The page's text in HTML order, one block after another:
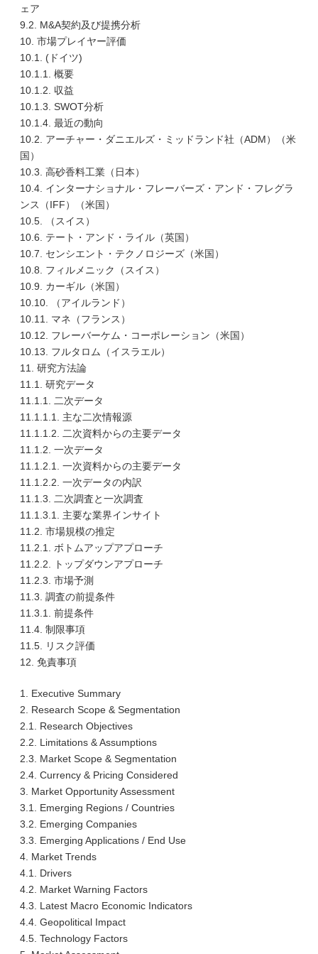
ェア
9.2. M&A契約及び提携分析
10. 市場プレイヤー評価
10.1. (ドイツ)
10.1.1. 概要
10.1.2. 収益
10.1.3. SWOT分析
10.1.4. 最近の動向
10.2. アーチャー・ダニエルズ・ミッドランド社（ADM）（米
国）
10.3. 高砂香料工業（日本）
10.4. インターナショナル・フレーバーズ・アンド・フレグラ
ンス（IFF）（米国）
10.5. （スイス）
10.6. テート・アンド・ライル（英国）
10.7. センシエント・テクノロジーズ（米国）
10.8. フィルメニック（スイス）
10.9. カーギル（米国）
10.10. （アイルランド）
10.11. マネ（フランス）
10.12. フレーバーケム・コーポレーション（米国）
10.13. フルタロム（イスラエル）
11. 研究方法論
11.1. 研究データ
11.1.1. 二次データ
11.1.1.1. 主な二次情報源
11.1.1.2. 二次資料からの主要データ
11.1.2. 一次データ
11.1.2.1. 一次資料からの主要データ
11.1.2.2. 一次データの内訳
11.1.3. 二次調査と一次調査
11.1.3.1. 主要な業界インサイト
11.2. 市場規模の推定
11.2.1. ボトムアップアプローチ
11.2.2. トップダウンアプローチ
11.2.3. 市場予測
11.3. 調査の前提条件
11.3.1. 前提条件
11.4. 制限事項
11.5. リスク評価
12. 免責事項
1. Executive Summary
2. Research Scope & Segmentation
2.1. Research Objectives
2.2. Limitations & Assumptions
2.3. Market Scope & Segmentation
2.4. Currency & Pricing Considered
3. Market Opportunity Assessment
3.1. Emerging Regions / Countries
3.2. Emerging Companies
3.3. Emerging Applications / End Use
4. Market Trends
4.1. Drivers
4.2. Market Warning Factors
4.3. Latest Macro Economic Indicators
4.4. Geopolitical Impact
4.5. Technology Factors